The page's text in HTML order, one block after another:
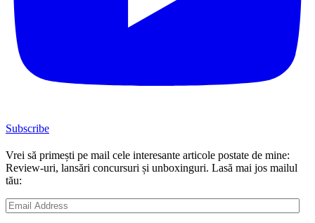
Subscribe
Vrei să primești pe mail cele interesante articole postate de mine:
Review-uri, lansări concursuri și unboxinguri. Lasă mai jos mailul
tău:
Email
Address